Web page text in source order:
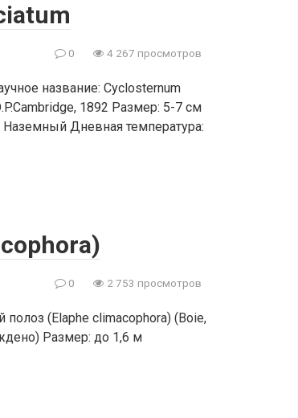
0 4 267 просмотров
название: Cyclosternum
1892 Размер: 5-7 см
Дневная температура:
0 2 753 просмотров
(Elaphe climacophora) (Boie,
Размер: до 1,6 м